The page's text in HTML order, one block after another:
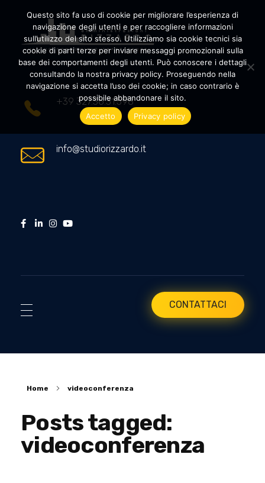
Amministrazioni Rizzardo
+39 327.36.31.598
info@studiorizzardo.it
CONTATTACI
Home videoconferenza
Posts tagged:
videoconferenza
Questo sito fa uso di cookie per migliorare l’esperienza di
navigazione degli utenti e per raccogliere informazioni
sull’utilizzo del sito stesso. Utilizziamo sia cookie tecnici sia
cookie di parti terze per inviare messaggi promozionali sulla
base dei comportamenti degli utenti. Può conoscere i dettagli
consultando la nostra privacy policy. Proseguendo nella
navigazione si accetta l’uso dei cookie; in caso contrario è
possibile abbandonare il sito.
Accetto
Privacy policy